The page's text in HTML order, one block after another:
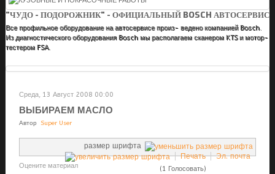
"ЧУДО - ПОДОРОЖНИК" - ОФИЦИАЛЬНЫЙ BOSCH АВТОСЕРВИС
Все профильное оборудование на автосервисе произ- ведено компанией Bosch.
Из диагностического оборудования Bosch мы располагаем сканером KTS и мотор-
тестером FSA.
Среда, 13 Август 2008 00:00
ВЫБИРАЕМ МАСЛО
Автор Super User
размер шрифта
Печать
Эл. почта
Оцените материал (1 Голосовать)